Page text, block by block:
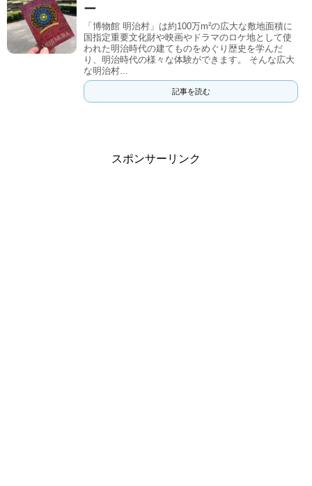
ー
「博物館 明治村」は約100万m²の広大な敷地面積に
国指定重要文化財や映画やドラマのロケ地として使
われた明治時代の建てものをめぐり歴史を学んだ
り、明治時代の様々な体験ができます。 そんな広大
な明治村...
記事を読む
スポンサーリンク